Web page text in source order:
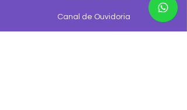
Canal de Ouvidoria